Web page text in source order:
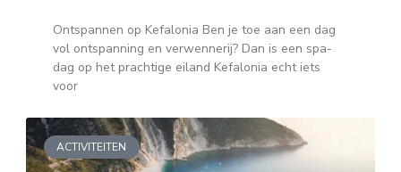
Ontspannen op Kefalonia Ben je toe aan een dag
vol ontspanning en verwennerij? Dan is een spa-
dag op het prachtige eiland Kefalonia echt iets
voor
ACTIVITEITEN